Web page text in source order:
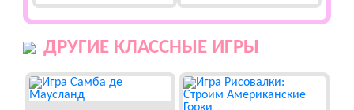
ДРУГИЕ КЛАССНЫЕ ИГРЫ